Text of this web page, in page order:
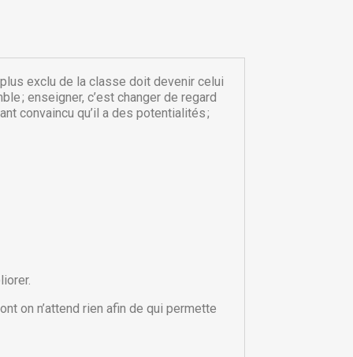
×
exclu de la classe doit devenir celui
; enseigner, c’est changer de regard
convaincu qu’il a des potentialités ;
on n’attend rien afin de qui permette